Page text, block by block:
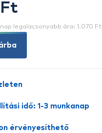
idő: 1-3 munkanap
érvényesíthető
Ft
legalacsonyabb ára: 1.070 Ft